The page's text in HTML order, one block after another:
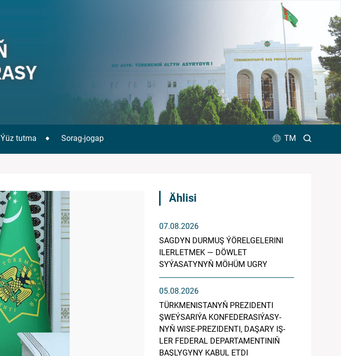
Ýüz tutma Sorag-jogap TM
Ählisi
07.08.2026
SAGDYN DURMUŞ ÝÖRELGELERINI
ILERLETMEK — DÖWLET
SYÝASATYNYŇ MÖHÜM UGRY
05.08.2026
TÜRK­ME­NIS­TA­NYŇ PREZIDENTI
ŞWEÝ­SA­RI­ÝA KON­FE­DE­RA­SI­ÝA­SY­
NYŇ WI­SE-PREZIDENTI, DA­ŞA­RY IŞ­
LER FE­DE­RAL DE­PAR­TA­MEN­TI­NIŇ
BAŞ­LY­GY­NY KA­BUL ET­DI